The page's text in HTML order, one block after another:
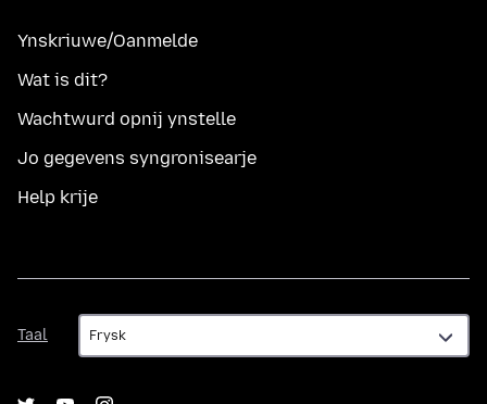
Ynskriuwe/Oanmelde
Wat is dit?
Wachtwurd opnij ynstelle
Jo gegevens syngronisearje
Help krije
Taal
Taal